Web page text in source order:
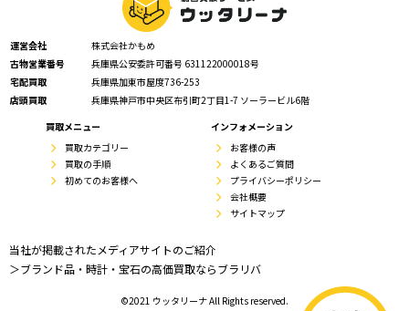
運営会社
株式会社かもめ
古物営業番号
兵庫県公安委許可番号 631122000018号
宅配買取
兵庫県加東市屋度736-253
店頭買取
兵庫県神戸市中央区布引町2丁目1-7 ソーラービル6階
買取メニュー
買取カテゴリー
買取の手順
初めてのお客様へ
インフォメーション
お客様の声
よくあるご質問
プライバシーポリシー
会社概要
サイトマップ
当社が掲載されたメディアサイトのご紹介
＞ブランド品・時計・宝石の高価買取ならブラリバ
©2021 ウッタリーナ All Rights reserved.